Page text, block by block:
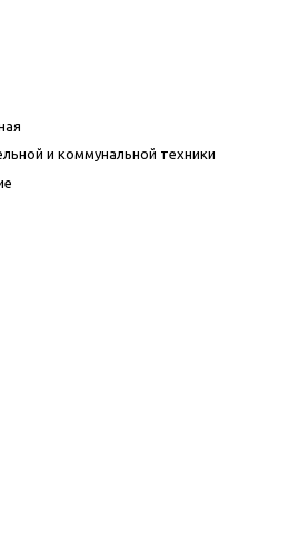
и коммунальной техники